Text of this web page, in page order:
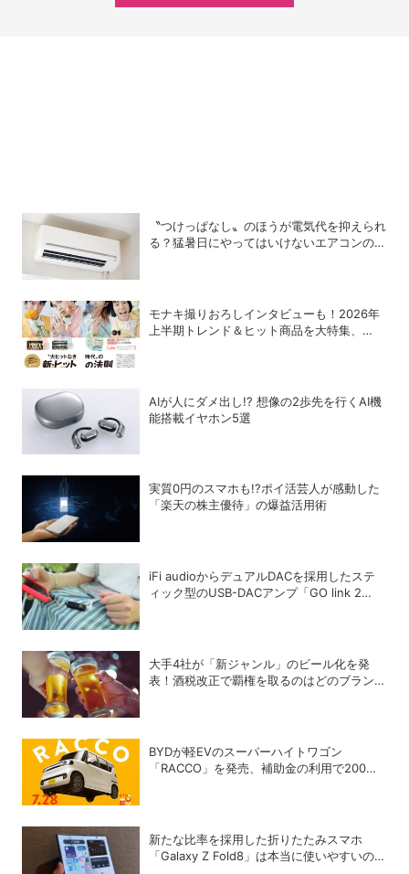
〝つけっぱなし〟のほうが電気代を抑えられ
る？猛暑日にやってはいけないエアコンの使
モナキ撮りおろしインタビューも！2026年
上半期トレンド＆ヒット商品を大特集、
AIが人にダメ出し!? 想像の2歩先を行くAI機
能搭載イヤホン5選
実質0円のスマホも!?ポイ活芸人が感動した
「楽天の株主優待」の爆益活用術
iFi audioからデュアルDACを採用したステ
ィック型のUSB-DACアンプ「GO link 2
大手4社が「新ジャンル」のビール化を発
表！酒税改正で覇権を取るのはどのブランド
BYDが軽EVのスーパーハイトワゴン
「RACCO」を発売、補助金の利用で200万
新たな比率を採用した折りたたみスマホ
「Galaxy Z Fold8」は本当に使いやすいの